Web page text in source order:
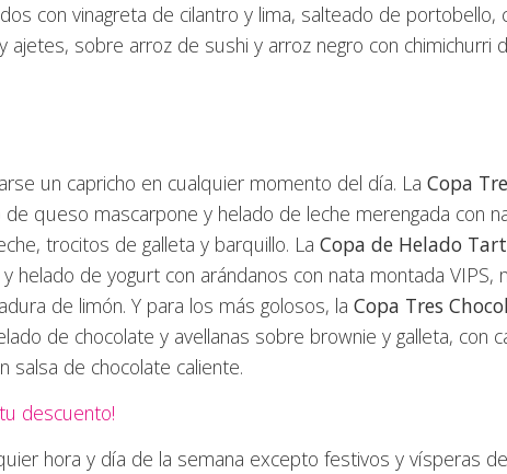
con vinagreta de cilantro y lima, salteado de portobello,
ajetes, sobre arroz de sushi y arroz negro con chimichurri
un capricho en cualquier momento del día. La Copa
queso mascarpone y helado de leche merengada con
trocitos de galleta y barquillo. La Copa de Helado
helado de yogurt con arándanos con nata montada VIPS,
de limón. Y para los más golosos, la Copa Tres
de chocolate y avellanas sobre brownie y galleta, con
salsa de chocolate caliente.
descuento!
hora y día de la semana excepto festivos y vísperas